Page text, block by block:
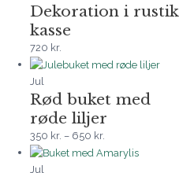
Dekoration i rustik
kasse
720 kr.
Jul
Rød buket med
røde liljer
350 kr. – 650 kr.
Jul